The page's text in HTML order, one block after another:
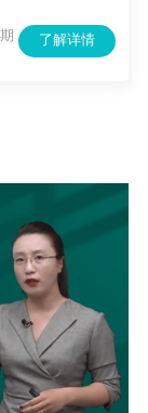
壮族自治区
级职称评审
内（上半年
资源社会保
特殊人才直
“2026年广
高级职称评
了解详情